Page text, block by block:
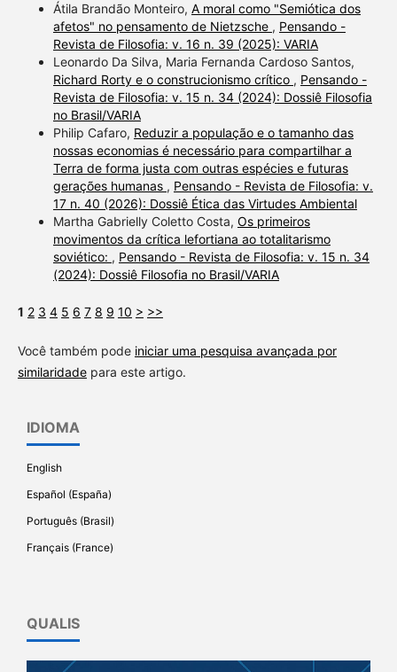
Átila Brandão Monteiro, A moral como "Semiótica dos
afetos" no pensamento de Nietzsche , Pensando -
Revista de Filosofia: v. 16 n. 39 (2025): VARIA
Leonardo Da Silva, Maria Fernanda Cardoso Santos,
Richard Rorty e o construcionismo crítico , Pensando -
Revista de Filosofia: v. 15 n. 34 (2024): Dossiê Filosofia
no Brasil/VARIA
Philip Cafaro, Reduzir a população e o tamanho das
nossas economias é necessário para compartilhar a
Terra de forma justa com outras espécies e futuras
gerações humanas , Pensando - Revista de Filosofia: v.
17 n. 40 (2026): Dossiê Ética das Virtudes Ambiental
Martha Gabrielly Coletto Costa, Os primeiros
movimentos da crítica lefortiana ao totalitarismo
soviético: , Pensando - Revista de Filosofia: v. 15 n. 34
(2024): Dossiê Filosofia no Brasil/VARIA
1 2 3 4 5 6 7 8 9 10 > >>
Você também pode iniciar uma pesquisa avançada por
similaridadepara este artigo.
IDIOMA
English
Español (España)
Português (Brasil)
Français (France)
QUALIS